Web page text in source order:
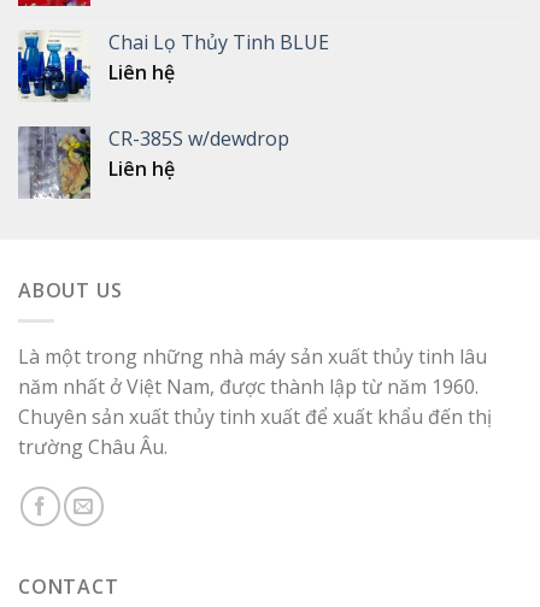
Chai Lọ Thủy Tinh BLUE
Liên hệ
CR-385S w/dewdrop
Liên hệ
ABOUT US
Là một trong những nhà máy sản xuất thủy tinh lâu
năm nhất ở Việt Nam, được thành lập từ năm 1960.
Chuyên sản xuất thủy tinh xuất để xuất khẩu đến thị
trường Châu Âu.
CONTACT